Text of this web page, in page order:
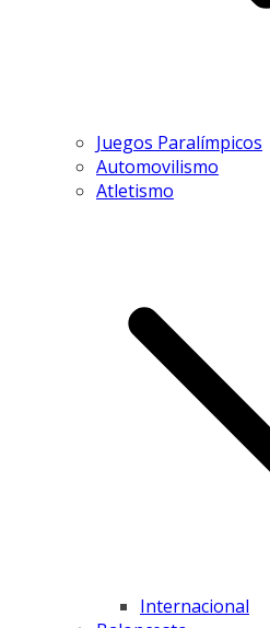
Juegos Paralímpicos
Automovilismo
Atletismo
Internacional